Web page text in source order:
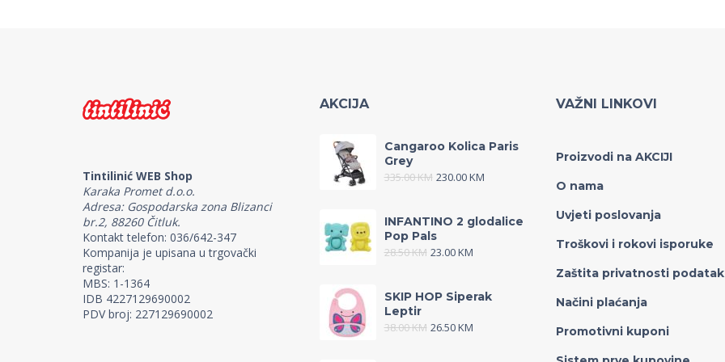
Tintilinić WEB Shop
Karaka Promet d.o.o.
Adresa: Gospodarska zona Blizanci
br.2, 88260 Čitluk.
Kontakt telefon: 036/642-347
Kompanija je upisana u trgovački
registar:
MBS: 1-1364
IDB 4227129690002
PDV broj: 227129690002
AKCIJA
Cangaroo Kolica Paris
Grey
335.00KM 230.00KM
INFANTINO 2 glodalice
Pop Pals
28.50KM 23.00KM
SKIP HOP Siperak
Leptir
38.00KM 26.50KM
VAŽNI LINKOVI
Proizvodi na AKCIJI
O nama
Uvjeti poslovanja
Troškovi i rokovi isporuke
Zaštita privatnosti
Načini plaćanja
Promotivni kuponi